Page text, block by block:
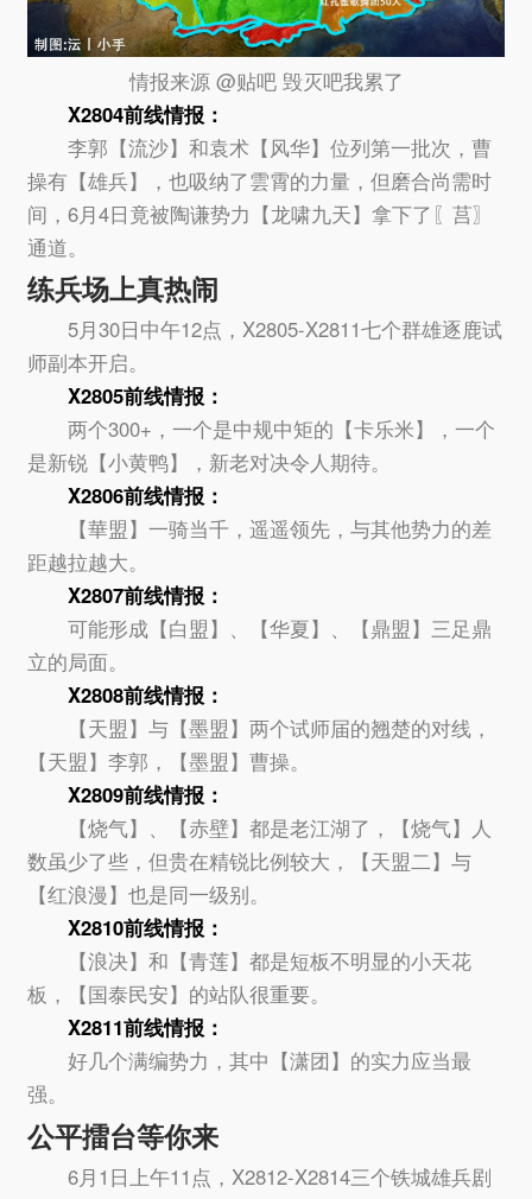
情报来源 @贴吧 毁灭吧我累了
X2804前线情报：
李郭【流沙】和袁术【风华】位列第一批次，曹
操有【雄兵】，也吸纳了雲霄的力量，但磨合尚需时
间，6月4日竟被陶谦势力【龙啸九天】拿下了〖莒〗
通道。
练兵场上真热闹
5月30日中午12点，X2805-X2811七个群雄逐鹿试
师副本开启。
X2805前线情报：
两个300+，一个是中规中矩的【卡乐米】，一个
是新锐【小黄鸭】，新老对决令人期待。
X2806前线情报：
【華盟】一骑当千，遥遥领先，与其他势力的差
距越拉越大。
X2807前线情报：
可能形成【白盟】、【华夏】、【鼎盟】三足鼎
立的局面。
X2808前线情报：
【天盟】与【墨盟】两个试师届的翘楚的对线，
【天盟】李郭，【墨盟】曹操。
X2809前线情报：
【烧气】、【赤壁】都是老江湖了，【烧气】人
数虽少了些，但贵在精锐比例较大，【天盟二】与
【红浪漫】也是同一级别。
X2810前线情报：
【浪决】和【青莲】都是短板不明显的小天花
板，【国泰民安】的站队很重要。
X2811前线情报：
好几个满编势力，其中【潇团】的实力应当最
强。
公平擂台等你来
6月1日上午11点，X2812-X2814三个铁城雄兵剧